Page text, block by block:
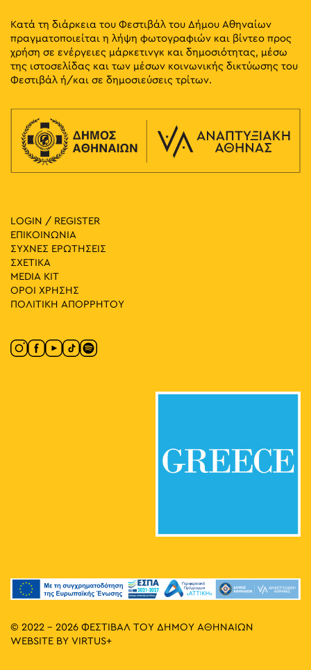
Κατά τη διάρκεια του Φεστιβάλ του Δήμου Αθηναίων
πραγματοποιείται η λήψη φωτογραφιών και βίντεο προς
χρήση σε ενέργειες μάρκετινγκ και δημοσιότητας, μέσω
της ιστοσελίδας και των μέσων κοινωνικής δικτύωσης του
Φεστιβάλ ή/και σε δημοσιεύσεις τρίτων.
LOGIN / REGISTER
ΕΠΙΚΟΙΝΩΝΙΑ
ΣΥΧΝΕΣ ΕΡΩΤΗΣΕΙΣ
ΣΧΕΤΙΚΑ
MEDIA ΚIT
ΟΡΟΙ ΧΡΗΣΗΣ
ΠΟΛΙΤΙΚΗ ΑΠΟΡΡΗΤΟΥ
© 2022 - 2026 ΦΕΣΤΙΒΑΛ ΤΟΥ ΔΗΜΟΥ ΑΘΗΝΑΙΩΝ
WEBSITE BY VIRTUS+